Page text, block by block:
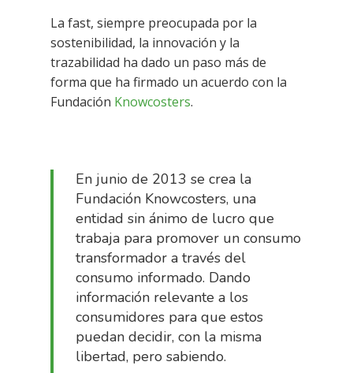
La fast, siempre preocupada por la
sostenibilidad, la innovación y la
trazabilidad ha dado un paso más de
forma que ha firmado un acuerdo con la
Fundación Knowcosters.
En junio de 2013 se crea la
Fundación Knowcosters, una
entidad sin ánimo de lucro que
trabaja para promover un consumo
transformador a través del
consumo informado. Dando
información relevante a los
consumidores para que estos
puedan decidir, con la misma
libertad, pero sabiendo.